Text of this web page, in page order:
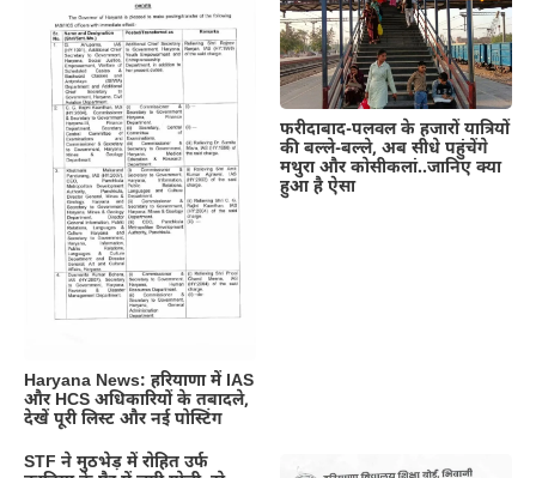
Haryana News: हरियाणा में IAS
और HCS अधिकारियों के तबादले,
देखें पूरी लिस्ट और नई पोस्टिंग
फरीदाबाद-पलवल के हजारों यात्रियों
की बल्ले-बल्ले, अब सीधे पहुंचेंगे
मथुरा और कोसीकलां..जानिए क्या
हुआ है ऐसा
STF ने मुठभेड़ में रोहित उर्फ